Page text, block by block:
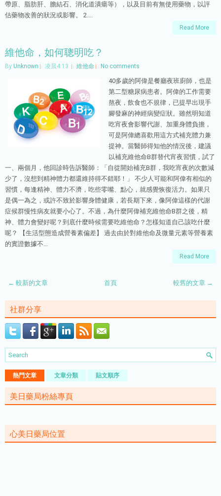
帶原、脂肪肝、膽結石、消化道潰瘍等），以及目前有無使用藥物，以評
估藥物改善的狀況或影響。 2....
Read More
維他命，如何聰明吃？
By Unknown 凌晨4:13 維他命 No comments
40多歲的阿偉是餐廳夜班廚師，也是
第二型糖尿病患者。阿偉的工作需要
熬夜，飲食也不規律，已提早出現手
腳發麻的神經病變症狀。雖然明知道
吃宵夜會影響代謝、加重身體負擔，
可是阿偉總喜歡用這方式補充體力兼
提神。當醫師得知他的情況後，建議
以補充維他命B群替代宵夜習慣，試了
一、兩個月，他回診時告訴醫師：「自從開始補充B群，我吃宵夜的次數減
少了，沒想到精神體力都還維持得不錯耶！」 不少人可能和阿偉有相似的
習慣，每逢精神、體力不濟，吃些零嘴、點心，就感覺恢復活力。如果只
是偶一為之，或許不致於影響身體健康，若長期下來，像阿偉這樣的代謝
症候群慢性病友就要小心了。不過，為什麼阿偉補充維他命B群之後，精
神、體力會變好呢？到底什麼時候需要吃維他命？怎樣知道自己該吃什麼
呢？ 【生活型態造成營養素偏差】 過去由於對維他命及微量元素等營養素
的實證數據不...
Read More
← 較新的文章 較舊的文章 →
首頁
社群分享
熱門文章 文章分類 貼文順序
美日藥局粉絲專頁
心美日藥局位置